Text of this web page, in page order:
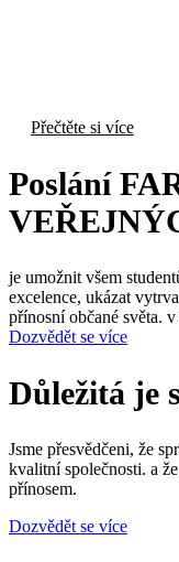
Přečtěte si více
Poslání
je umožnit všem
excelence, ukázat
přínosní občané světa. v
Dozvědět se více
Důležitá je
Jsme přesvědčeni, že
kvalitní společnosti. a
přínosem.
Dozvědět se více